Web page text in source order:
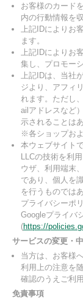
お客様のカード
内の行動情報を
上記IDによりお
ます。
上記IDによりお
集し、プロモー
上記IDは、当社
ジより、アフィ
れます。ただし
ailアドレスなど
示されることは
※各ショップお
本ウェブサイト
LLCの技術を利
ウザ、利用端末
であり、個人を
を行うものでは
プライバシーポ
Googleプライバ
(https://
サービスの変更・
当方は、お客様
利用上の注意を
確認のうえご利
免責事項